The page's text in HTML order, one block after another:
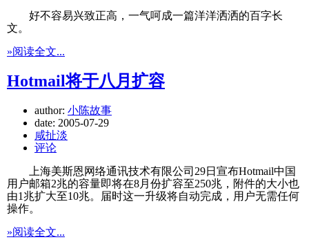
好不容易兴致正高，一气呵成一篇洋洋洒洒的百字长
文。
»阅读全文...
Hotmail将于八月扩容
author: 小陈故事
date: 2005-07-29
咸扯淡
评论
上海美斯恩网络通讯技术有限公司29日宣布Hotmail中国
用户邮箱2兆的容量即将在8月份扩容至250兆，附件的大小也
由1兆扩大至10兆。届时这一升级将自动完成，用户无需任何
操作。
»阅读全文...